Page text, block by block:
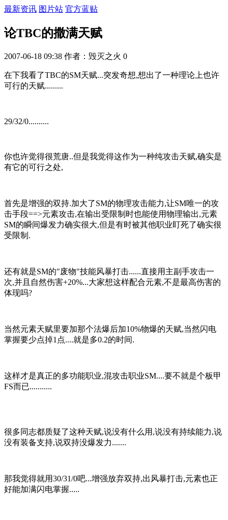
最新资讯 图片站 官方蓝贴
论TBC的撒满天赋
2007-06-18 09:38 作者：毁灭之火 0
在下我看了TBC的SM天赋...突发奇想,想出了一种理论上也许
可行的天赋.........
29/32/0..........
你也许觉得很荒唐..但是我觉得这作为一种纯攻击天赋,确实是
有它的可行之处,
首先是增强的双持.加大了SM的物理攻击能力,让SM唯一的攻
击手段==>元素攻击,在输出受限制时也能使用物理输出,元素
SM的瞬间爆发力确实很大,但是有时被其他职业盯死了确实很
受限制.
还有就是SM的"废物"技能风暴打击......直接用主副手攻击一
次,并且自然伤害+20%...大家想这样配合元素,不是最高伤害的
体现吗?
当然元素天赋里要加那个法爆后加10%物爆的天赋,当然闪电
掌握要少点掉1点....就是多0.2的时间.
这样才是真正的多功能职业,混攻击职业SM....要不就是个板甲
FS而已...........
很多同志都质疑了这种天赋,说没有什么用,说没有持续能力,说
没有装备支持,说双持没爆发力.......
那我觉得就用30/31/0吧...增强放弃双持,出风暴打击,元素也正
好能加满闪电掌握.....